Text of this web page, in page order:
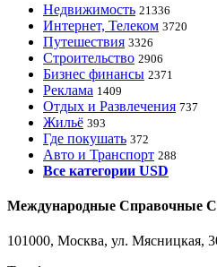
Недвижимость 21336
Интернет, Телеком 3720
Путешествия 3326
Строительство 2906
Бизнес финансы 2371
Реклама 1409
Отдых и Развлечения 737
Жильё 393
Где покушать 372
Авто и Транспорт 288
Все категории USD
Международные Справочные
101000, Москва, ул. Мясницкая,